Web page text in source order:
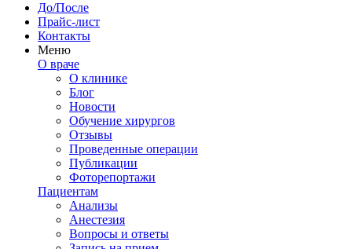
До/После
Прайс-лист
Контакты
Меню
О враче
О клинике
Блог
Новости
Обучение хирургов
Отзывы
Проведенные операции
Публикации
Фоторепортажи
Пациентам
Анализы
Анестезия
Вопросы и ответы